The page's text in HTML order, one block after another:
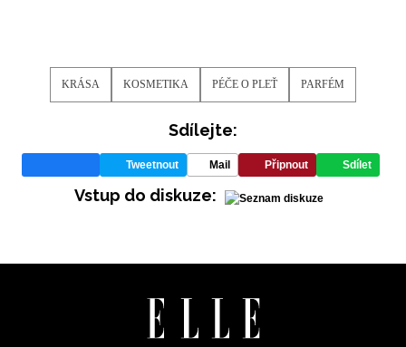
KRÁSA KOSMETIKA PÉČE O PLEŤ PARFÉM
Sdílejte:
Tweetnout Mail Připnout Sdílet
Vstup do diskuze: